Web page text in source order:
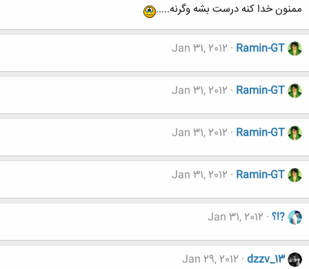
ممنون خدا کنه درست بشه وگرنه.....
Ramin-GT
Jan 31, 2012
Ramin-GT
Jan 31, 2012
Ramin-GT
Jan 31, 2012
Ramin-GT
Jan 31, 2012
?!؟ Jan 31, 2012
dzzv_13
Jan 29, 2012